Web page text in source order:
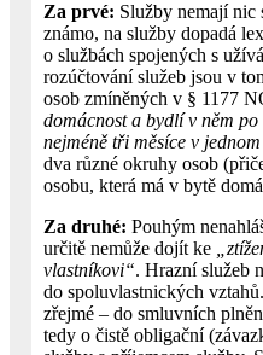
Za prvé: Služby nemají nic
známo, na služby dopadá
o službách spojených s
rozúčtování služeb jsou v
osob zmíněných v § 1177
domácnost a bydlí v něm
nejméně tři měsíce v
dva různé okruhy osob
osobu, která má v bytě
Za druhé: Pouhým
určitě nemůže dojít ke
vlastníkovi“. Hrazní služeb
do spoluvlastnických
zřejmé – do smluvních
tedy o čistě obligační